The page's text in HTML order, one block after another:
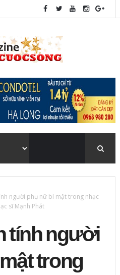
người phụ nữ bí mật trong nhạc
sĩ Mạnh Phát
tính người
trong